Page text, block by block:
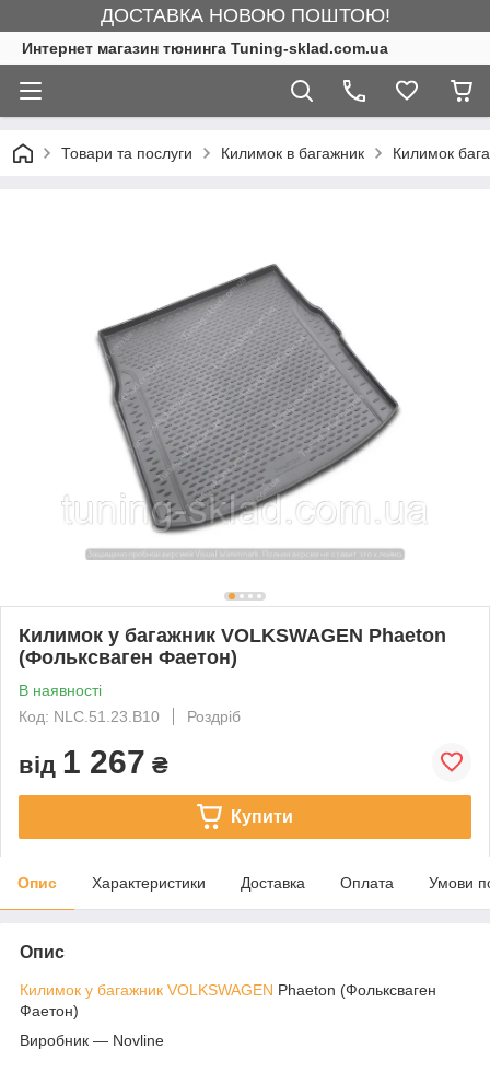
ДОСТАВКА НОВОЮ ПОШТОЮ!
Интернет магазин тюнинга Tuning-sklad.com.ua
Товари та послуги Килимок в багажник Килимок
Килимок у багажник VOLKSWAGEN Phaeton
(Фольксваген Фаетон)
В наявності
Код: NLC.51.23.B10
Роздріб
від 1 267 ₴
Купити
Опис Характеристики Доставка Оплата Умови
Опис
Килимок у багажник VOLKSWAGEN Phaeton (Фольксваген
Фаетон)
Виробник — Novline